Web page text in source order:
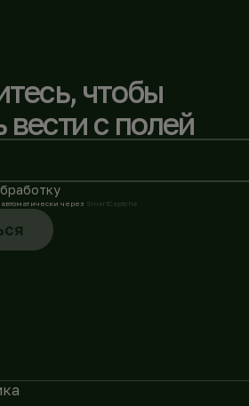
чтобы
вести с полей
через SmartCaptcha